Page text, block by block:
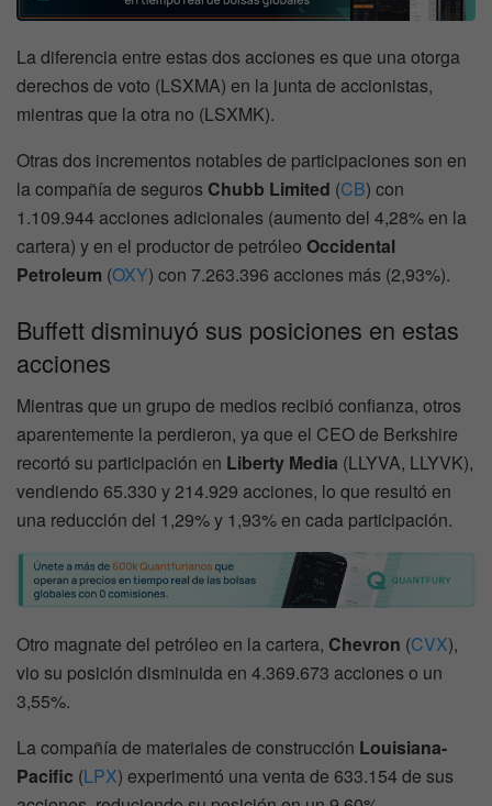
La diferencia entre estas dos acciones es que una otorga
derechos de voto (LSXMA) en la junta de accionistas,
mientras que la otra no (LSXMK).
Otras dos incrementos notables de participaciones son en
la compañía de seguros Chubb Limited (CB) con
1.109.944 acciones adicionales (aumento del 4,28% en la
cartera) y en el productor de petróleo Occidental
Petroleum (OXY) con 7.263.396 acciones más (2,93%).
Buffett disminuyó sus posiciones en estas
acciones
Mientras que un grupo de medios recibió confianza, otros
aparentemente la perdieron, ya que el CEO de Berkshire
recortó su participación en Liberty Media (LLYVA, LLYVK),
vendiendo 65.330 y 214.929 acciones, lo que resultó en
una reducción del 1,29% y 1,93% en cada participación.
Otro magnate del petróleo en la cartera, Chevron (CVX),
vio su posición disminuida en 4.369.673 acciones o un
3,55%.
La compañía de materiales de construcción Louisiana-
Pacific (LPX) experimentó una venta de 633.154 de sus